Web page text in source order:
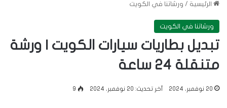
الرئيسية / ورشاتنا في الكويت
ورشاتنا في الكويت
تبديل بطاريات سيارات الكويت | ورشة
متنقلة 24 ساعة
20 نوفمبر، 2024 آخر تحديث: 20 نوفمبر، 2024 9